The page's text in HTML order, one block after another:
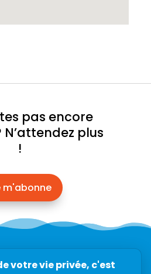
pas encore
plus
!
m'abonne
à l’infolettre →
votre vie privée, c'est